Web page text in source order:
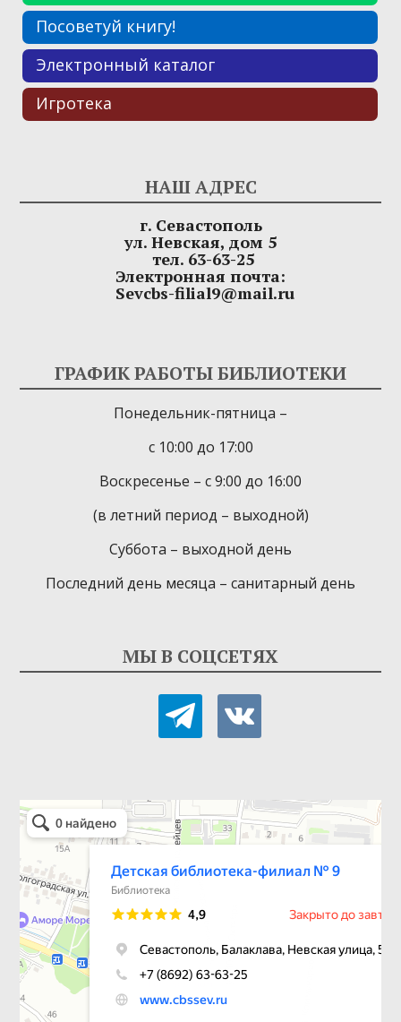
Посоветуй книгу!
Электронный каталог
Игротека
НАШ АДРЕС
г. Севастополь
ул. Невская, дом 5
тел. 63-63-25
Электронная почта:
Sevcbs-filial9@mail.ru
ГРАФИК РАБОТЫ БИБЛИОТЕКИ
Понедельник-пятница –
с 10:00 до 17:00
Воскресенье – с 9:00 до 16:00
(в летний период – выходной)
Суббота – выходной день
Последний день месяца – санитарный день
МЫ В СОЦСЕТЯХ
telegram vkontakte
Детская библиотека-филиал № 9
Библиотека в Севастополе